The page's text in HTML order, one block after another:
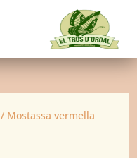
/ Mostassa vermella